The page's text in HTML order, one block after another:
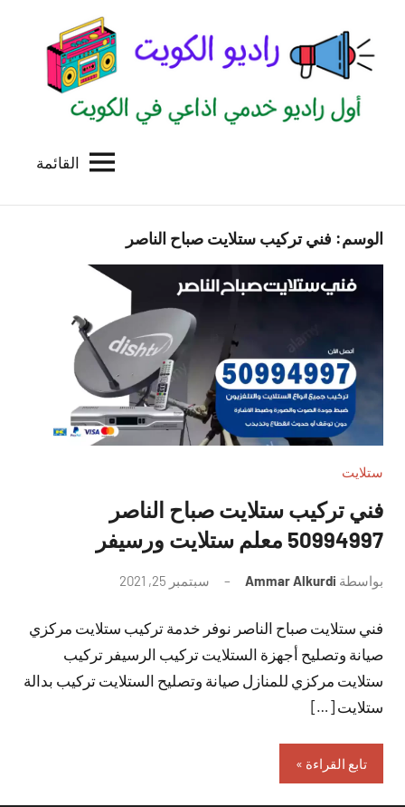
المحتوى
الكويت
للاعلانات
بالكويت
القائمة
الوسم: فني تركيب ستلايت صباح الناصر
ستلايت
فني تركيب ستلايت صباح الناصر
50994997 معلم ستلايت ورسيفر
بواسطة Ammar Alkurdi سبتمبر 25, 2021
تعليقات
فني ستلايت صباح الناصر نوفر خدمة تركيب ستلايت مركزي
صيانة وتصليح أجهزة الستلايت تركيب الرسيفر تركيب
ستلايت مركزي للمنازل صيانة وتصليح الستلايت تركيب بدالة
ستلايت […]
تابع القراءة